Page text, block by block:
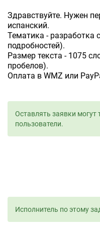
Здравствуйте. Нужен
испанский.
Тематика - разработка
подробностей).
Размер текста - 1075
пробелов).
Оплата в WMZ или
Оставлять заявки могут
пользователи.
Исполнитель по этому